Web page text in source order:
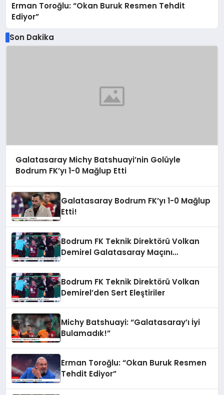
Erman Toroğlu: “Okan Buruk Resmen Tehdit
Ediyor”
Son Dakika
Galatasaray Michy Batshuayi’nin Golüyle
Bodrum FK’yı 1-0 Mağlup Etti
Galatasaray Bodrum FK’yı 1-0 Mağlup
Etti!
Bodrum FK Teknik Direktörü Volkan
Demirel Galatasaray Maçını
Bodrum FK Teknik Direktörü Volkan
Demirel’den Sert Eleştiriler
Michy Batshuayi: “Galatasaray’ı İyi
Bulamadık!”
Erman Toroğlu: “Okan Buruk Resmen
Tehdit Ediyor”